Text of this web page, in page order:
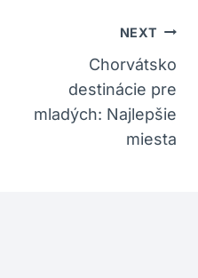
NEXT
Chorvátsko
destinácie pre
mladých: Najlepšie
miesta